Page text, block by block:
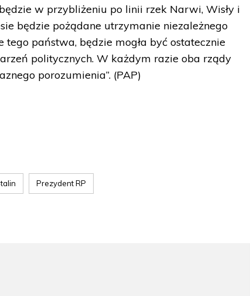
w przybliżeniu po linii rzek Narwi, Wisły i
będzie pożądane utrzymanie niezależnego
państwa, będzie mogła być ostatecznie
politycznych. W każdym razie oba rządy
porozumienia”. (PAP)
Prezydent RP